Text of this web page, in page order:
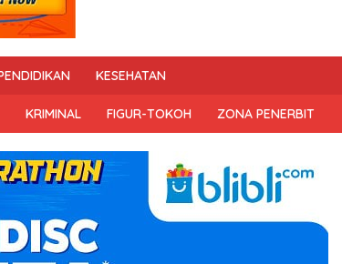
KESEHATAN
KRIMINAL FIGUR-TOKOH ZONA PENERBIT